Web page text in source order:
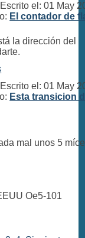
el: 01 May
El contador de
la dirección del
el: 01 May
Esta transicion
mal unos 5
Oe5-101